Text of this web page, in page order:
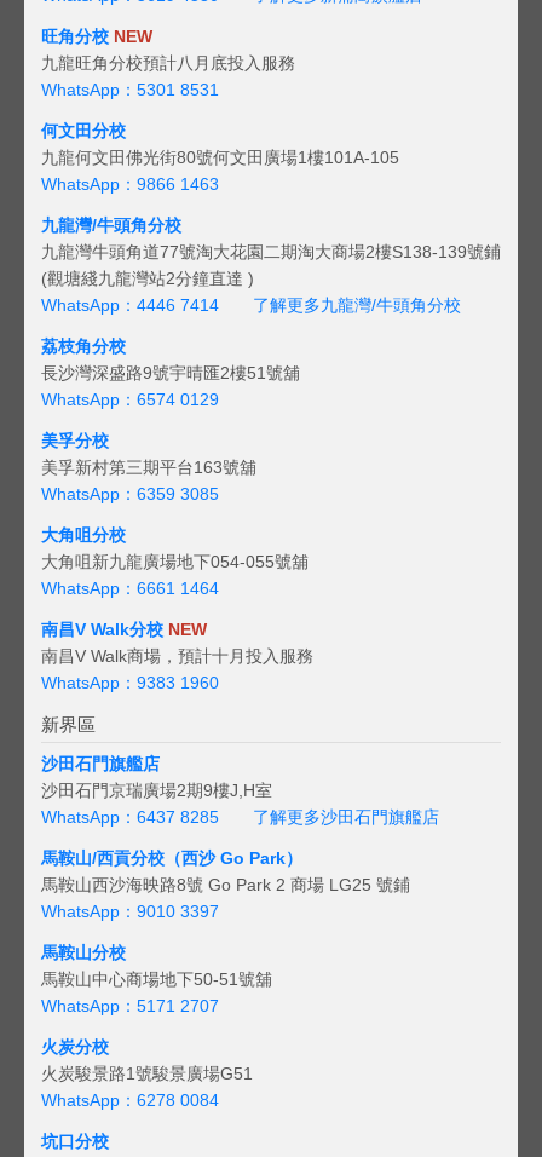
旺角分校 NEW
九龍旺角分校預計八月底投入服務
WhatsApp：5301 8531
何文田分校
九龍何文田佛光街80號何文田廣場1樓101A-105
WhatsApp：9866 1463
九龍灣/牛頭角分校
九龍灣牛頭角道77號淘大花園二期淘大商場2樓S138-139號鋪
(觀塘綫九龍灣站2分鐘直達 )
WhatsApp：4446 7414
了解更多九龍灣/牛頭角分校
荔枝角分校
長沙灣深盛路9號宇晴匯2樓51號舖
WhatsApp：6574 0129
美孚分校
美孚新村第三期平台163號舖
WhatsApp：6359 3085
大角咀分校
大角咀新九龍廣場地下054-055號舖
WhatsApp：6661 1464
南昌V Walk分校 NEW
南昌V Walk商場，預計十月投入服務
WhatsApp：9383 1960
新界區
沙田石門旗艦店
沙田石門京瑞廣場2期9樓J,H室
WhatsApp：6437 8285
了解更多沙田石門旗艦店
馬鞍山/西貢分校（西沙 Go Park）
馬鞍山西沙海映路8號 Go Park 2 商場 LG25 號鋪
WhatsApp：9010 3397
馬鞍山分校
馬鞍山中心商場地下50-51號舖
WhatsApp：5171 2707
火炭分校
火炭駿景路1號駿景廣場G51
WhatsApp：6278 0084
坑口分校